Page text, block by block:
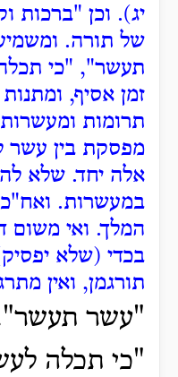
יג). וכן "ברכות
של תורה.
תעשר", "כי
זמן אסיף,
תרומות
מפסקת בין עשר
אלה יחד. שלא
במעשרות.
המלך. ואי משום
בכדי (שלא
תורגמן, ואין
"עשר
"כי תכלה